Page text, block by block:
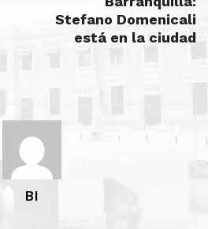
Stefano Domenicali
está en la ciudad
BI